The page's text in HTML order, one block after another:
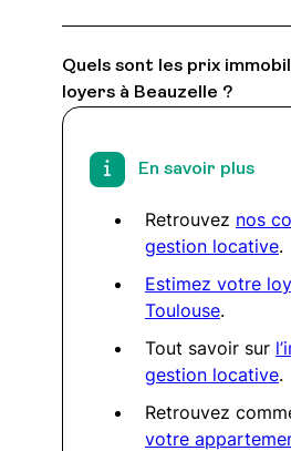
Quels sont les prix
loyers à Beauzelle ?
En savoir plus
Retrouvez nos
gestion locative.
Estimez votre
Toulouse.
Tout savoir sur
gestion locative.
Retrouvez
votre